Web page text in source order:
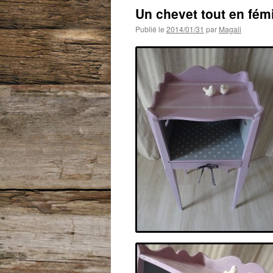
Un chevet tout en
Publié le 2014/01/31 par Magali